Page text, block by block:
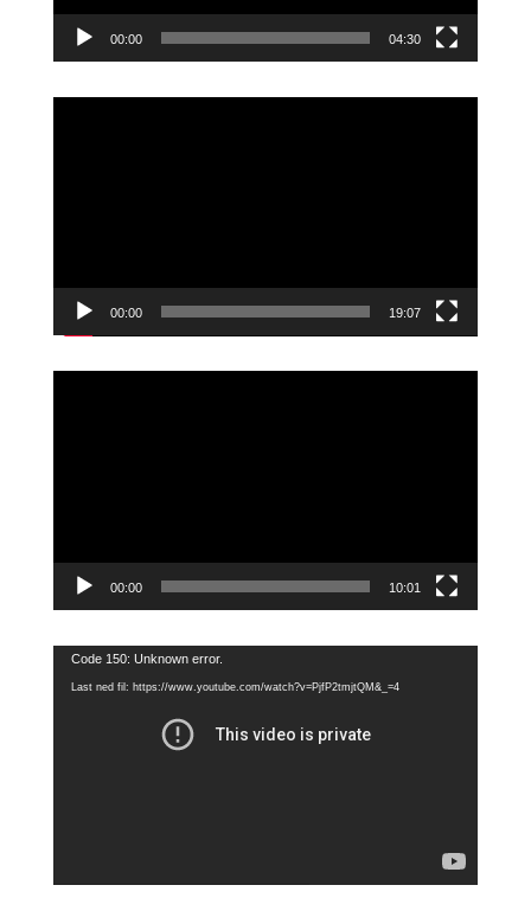
00:00 04:30
00:00 19:07
00:00 10:01
Videoavspiller
Code 150: Unknown error.
Last ned fil: https://www.youtube.com/watch?v=PjfP2tmjtQM&_=4